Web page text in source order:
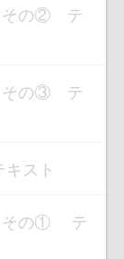
その② テ
その③ テ
スト
その① テ